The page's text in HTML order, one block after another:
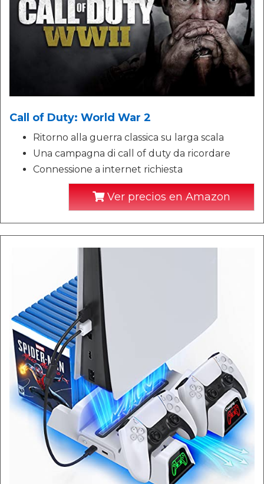
Call of Duty: World War 2
Ritorno alla guerra classica su larga scala
Una campagna di call of duty da ricordare
Connessione a internet richiesta
Ver precios en Amazon